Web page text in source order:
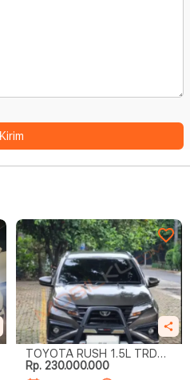
Kirim
TOYOTA RUSH 1.5L TRD
SPORTIVO A/T
Rp. 230.000.000